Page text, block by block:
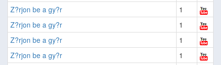
Z?rjon be a gy?r
1
Z?rjon be a gy?r
1
Z?rjon be a gy?r
1
Z?rjon be a gy?r
1